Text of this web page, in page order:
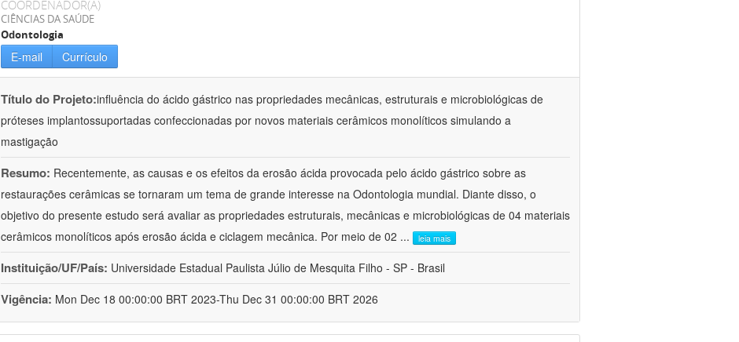
COORDENADOR(A)
CIÊNCIAS DA SAÚDE
Odontologia
E-mail Currículo
Título do Projeto:influência do ácido gástrico nas propriedades mecânicas, estruturais e microbiológicas de
próteses implantossuportadas confeccionadas por novos materiais cerâmicos monolíticos simulando a
mastigação
Resumo: Recentemente, as causas e os efeitos da erosão ácida provocada pelo ácido gástrico sobre as
restaurações cerâmicas se tornaram um tema de grande interesse na Odontologia mundial. Diante disso, o
objetivo do presente estudo será avaliar as propriedades estruturais, mecânicas e microbiológicas de 04 materiais
cerâmicos monolíticos após erosão ácida e ciclagem mecânica. Por meio de 02 ... leia mais
Instituição/UF/País: Universidade Estadual Paulista Júlio de Mesquita Filho - SP - Brasil
Vigência: Mon Dec 18 00:00:00 BRT 2023-Thu Dec 31 00:00:00 BRT 2026